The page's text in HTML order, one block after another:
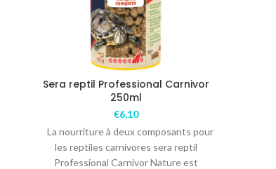
Sera reptil Professional Carnivor
250ml
€6,10
La nourriture à deux composants pour
les reptiles carnivores sera reptil
Professional Carnivor Nature est